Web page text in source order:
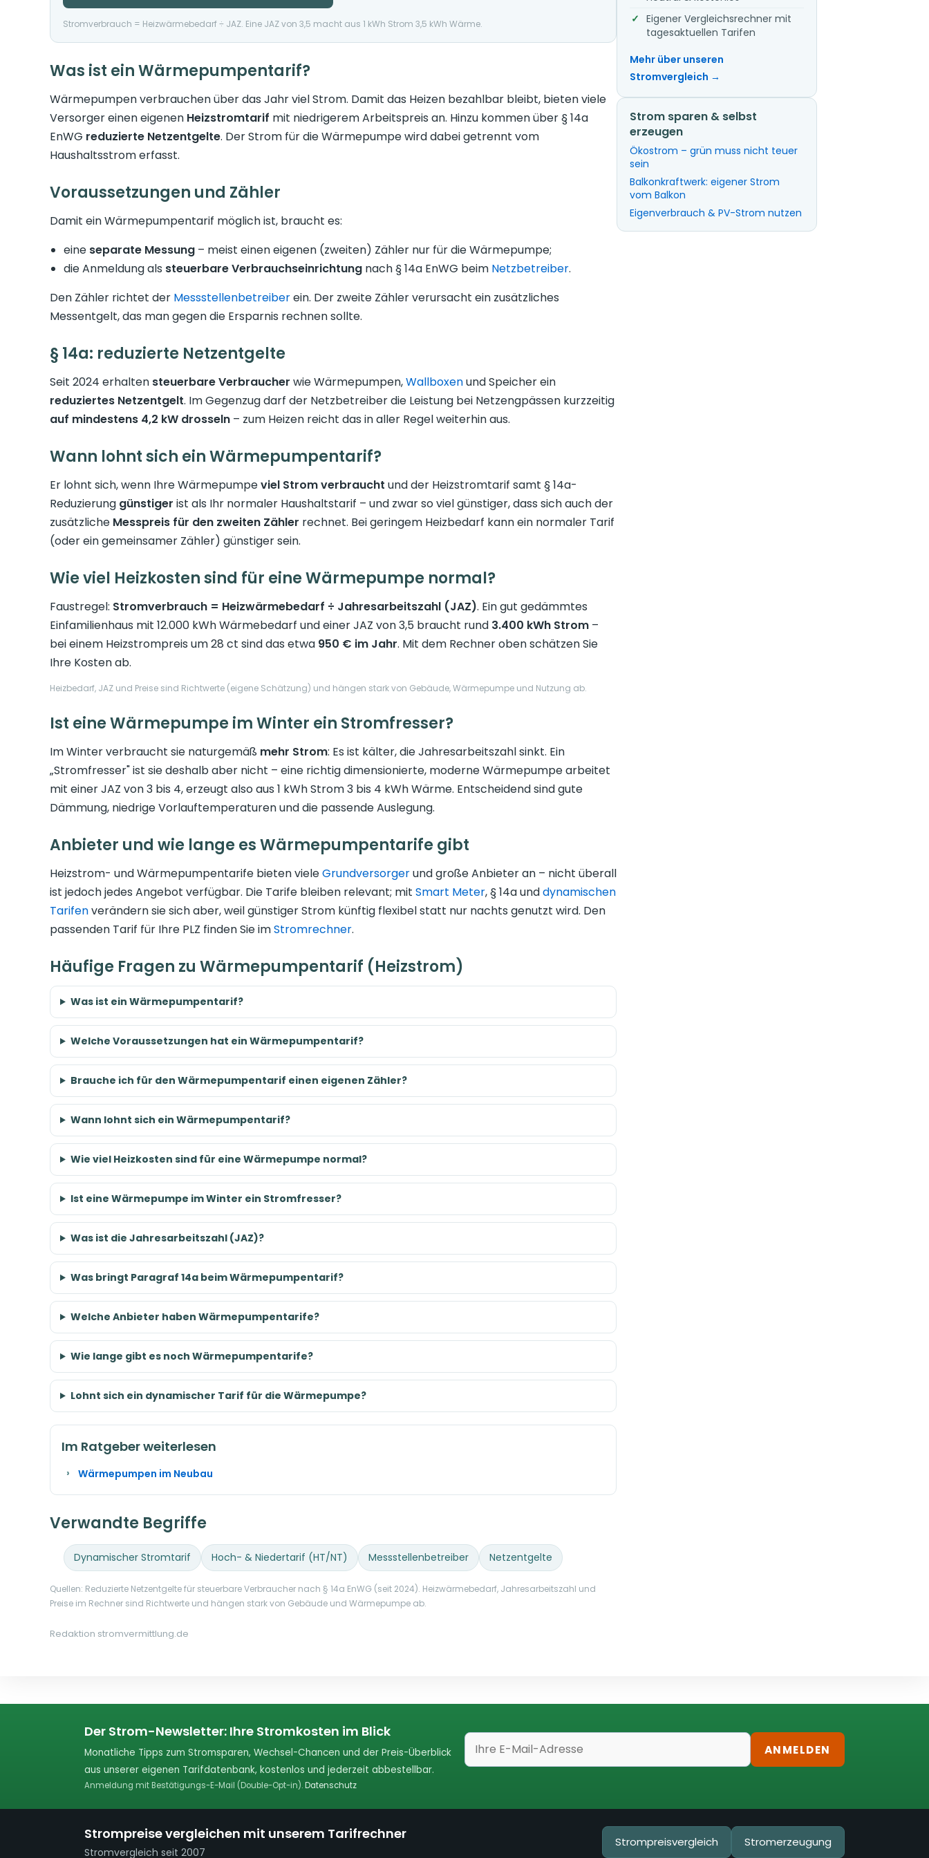
Stromverbrauch = Heizwärmebedarf ÷ JAZ. Eine JAZ von 3,5 macht aus 1 kWh Strom 3,5 kWh Wärme.
Was ist ein Wärmepumpentarif?
Wärmepumpen verbrauchen über das Jahr viel Strom. Damit das Heizen bezahlbar bleibt, bieten viele
Versorger einen eigenen Heizstromtarif mit niedrigerem Arbeitspreis an. Hinzu kommen über § 14a
EnWG reduzierte Netzentgelte. Der Strom für die Wärmepumpe wird dabei getrennt vom
Haushaltsstrom erfasst.
Voraussetzungen und Zähler
Damit ein Wärmepumpentarif möglich ist, braucht es:
eine separate Messung – meist einen eigenen (zweiten) Zähler nur für die Wärmepumpe;
die Anmeldung als steuerbare Verbrauchseinrichtung nach § 14a EnWG beim Netzbetreiber.
Den Zähler richtet der Messstellenbetreiberein. Der zweite Zähler verursacht ein zusätzliches
Messentgelt, das man gegen die Ersparnis rechnen sollte.
§ 14a: reduzierte Netzentgelte
Seit 2024 erhalten steuerbare Verbraucher wie Wärmepumpen,Wallboxenund Speicher ein
reduziertes Netzentgelt. Im Gegenzug darf der Netzbetreiber die Leistung bei Netzengpässen kurzzeitig
auf mindestens 4,2 kW drosseln – zum Heizen reicht das in aller Regel weiterhin aus.
Wann lohnt sich ein Wärmepumpentarif?
Er lohnt sich, wenn Ihre Wärmepumpeviel Strom verbraucht und der Heizstromtarif samt § 14a-
Reduzierung günstiger ist als Ihr normaler Haushaltstarif – und zwar so viel günstiger, dass sich auch der
zusätzliche Messpreis für den zweiten Zähler rechnet. Bei geringem Heizbedarf kann ein normaler Tarif
(oder ein gemeinsamer Zähler) günstiger sein.
Wie viel Heizkosten sind für eine Wärmepumpe normal?
Faustregel: Stromverbrauch = Heizwärmebedarf ÷ Jahresarbeitszahl (JAZ). Ein gut gedämmtes
Einfamilienhaus mit 12.000 kWh Wärmebedarf und einer JAZ von 3,5 braucht rund 3.400 kWh Strom –
bei einem Heizstrompreis um 28 ct sind das etwa 950 € im Jahr. Mit dem Rechner oben schätzen Sie
Ihre Kosten ab.
Heizbedarf, JAZ und Preise sind Richtwerte (eigene Schätzung) und hängen stark von Gebäude, Wärmepumpe und Nutzung ab.
Ist eine Wärmepumpe im Winter ein Stromfresser?
Im Winter verbraucht sie naturgemäß mehr Strom: Es ist kälter, die Jahresarbeitszahl sinkt. Ein
„Stromfresser" ist sie deshalb aber nicht – eine richtig dimensionierte, moderne Wärmepumpe arbeitet
mit einer JAZ von 3 bis 4, erzeugt also aus 1 kWh Strom 3 bis 4 kWh Wärme. Entscheidend sind gute
Dämmung, niedrige Vorlauftemperaturen und die passende Auslegung.
Anbieter und wie lange es Wärmepumpentarife gibt
Heizstrom- und Wärmepumpentarife bieten vieleGrundversorgerund große Anbieter an – nicht überall
ist jedoch jedes Angebot verfügbar. Die Tarife bleiben relevant; mit Smart Meter, § 14a unddynamischen
Tarifenverändern sie sich aber, weil günstiger Strom künftig flexibel statt nur nachts genutzt wird. Den
passenden Tarif für Ihre PLZ finden Sie imStromrechner.
Häufige Fragen zu Wärmepumpentarif (Heizstrom)
Was ist ein Wärmepumpentarif?
Welche Voraussetzungen hat ein Wärmepumpentarif?
Brauche ich für den Wärmepumpentarif einen eigenen Zähler?
Wann lohnt sich ein Wärmepumpentarif?
Wie viel Heizkosten sind für eine Wärmepumpe normal?
Ist eine Wärmepumpe im Winter ein Stromfresser?
Was ist die Jahresarbeitszahl (JAZ)?
Was bringt Paragraf 14a beim Wärmepumpentarif?
Welche Anbieter haben Wärmepumpentarife?
Wie lange gibt es noch Wärmepumpentarife?
Lohnt sich ein dynamischer Tarif für die Wärmepumpe?
Im Ratgeber weiterlesen
Wärmepumpen im Neubau
Verwandte Begriffe
Dynamischer Stromtarif Hoch- & Niedertarif (HT/NT) Messstellenbetreiber Netzentgelte
Quellen: Reduzierte Netzentgelte für steuerbare Verbraucher nach § 14a EnWG (seit 2024). Heizwärmebedarf, Jahresarbeitszahl und
Preise im Rechner sind Richtwerte und hängen stark von Gebäude und Wärmepumpe ab.
Redaktion stromvermittlung.de
Eigener Vergleichsrechner mit
tagesaktuellen Tarifen
Mehr über unseren
Stromvergleich →
Strom sparen & selbst
erzeugen
Ökostrom – grün muss nicht teuer
sein
Balkonkraftwerk: eigener Strom
vom Balkon
Eigenverbrauch & PV-Strom nutzen
Der Strom-Newsletter: Ihre Stromkosten im Blick
Monatliche Tipps zum Stromsparen, Wechsel-Chancen und der Preis-Überblick
aus unserer eigenen Tarifdatenbank, kostenlos und jederzeit abbestellbar.
ANMELDEN
Anmeldung mit Bestätigungs-E-Mail (Double-Opt-in).Datenschutz
Strompreise vergleichen mit unserem Tarifrechner
Stromvergleich seit 2007
Strompreisvergleich Stromerzeugung